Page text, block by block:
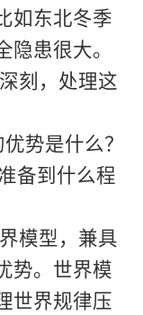
如东北冬季
患很大。
刻，处理这
势是什么？
备到什么程
模型，兼具
势。世界模
世界规律压